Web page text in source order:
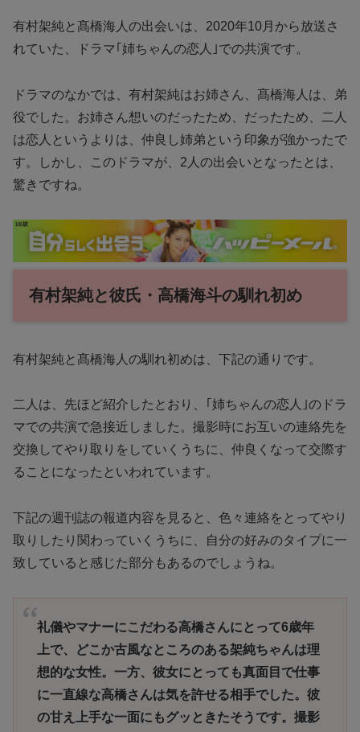
有村架純と髙橋海人の出会いは、2020年10月から放送さ
れていた、ドラマ｢姉ちゃんの恋人｣での共演です。
ドラマのなかでは、有村架純はお姉さん、髙橋海人は、弟
役でした。お姉さん想いのだったため、だったため、二人
は恋人というよりは、仲良し姉弟という印象が強かったで
す。しかし、このドラマが、2人の出会いとなったとは、
驚きですね。
有村架純と彼氏・高橋海斗の馴れ初め
有村架純と髙橋海人の馴れ初めは、下記の通りです。
二人は、先ほど紹介したとおり、｢姉ちゃんの恋人｣のドラ
マでの共演で急接近しました。撮影時にお互いの連絡先を
交換してやり取りをしていくうちに、仲良くなって交際す
ることになったといわれています。
下記の週刊誌の報道内容を見ると、色々連絡をとってやり
取りしたり関わっていくうちに、自分の好みのタイプに一
致していると感じた部分もあるのでしょうね。
礼儀やマナーにこだわる高橋さんにとって6歳年
上で、どこか古風なところのある架純ちゃんは理
想的な女性。一方、彼女にとっても真面目で仕事
に一直線な高橋さんは気を許せる相手でした。彼
の甘え上手な一面にもグッときたそうです。撮影